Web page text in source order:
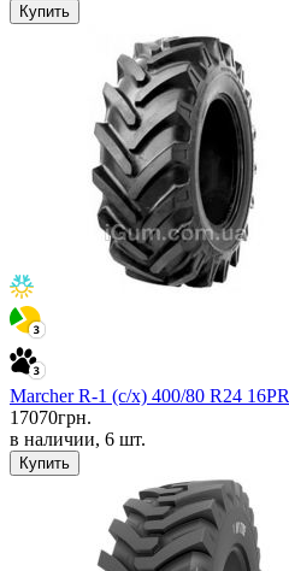
Купить
Marcher R-1 (с/х) 400/80 R24 16PR
17070грн.
в наличии, 6 шт.
Купить